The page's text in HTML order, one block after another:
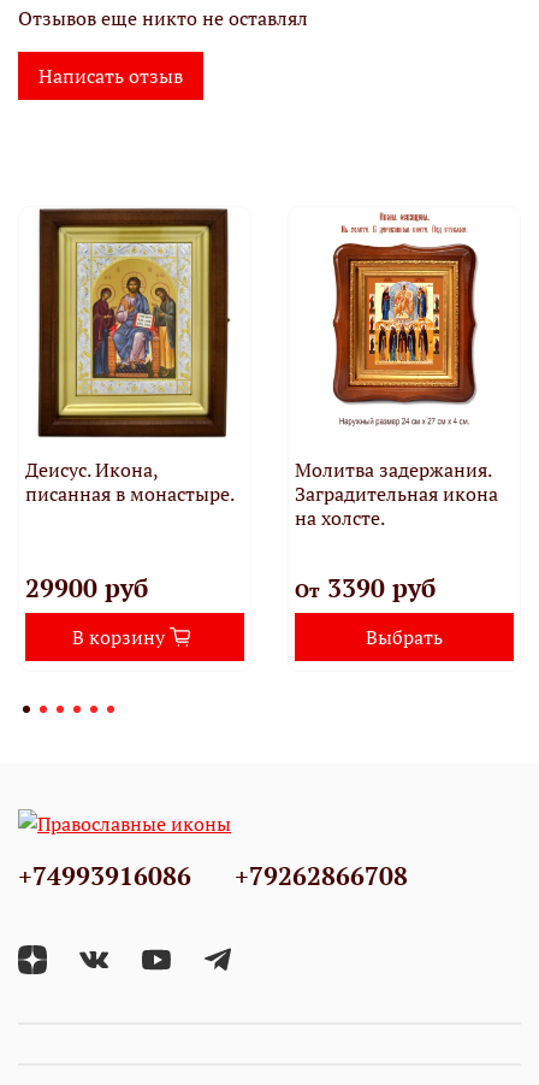
Отзывов еще никто не оставлял
Написать отзыв
Деисус. Икона,
писанная в монастыре.
29900 руб
В корзину
Молитва задержания.
Заградительная икона
на холсте.
От3390 руб
Выбрать
+74993916086 +79262866708